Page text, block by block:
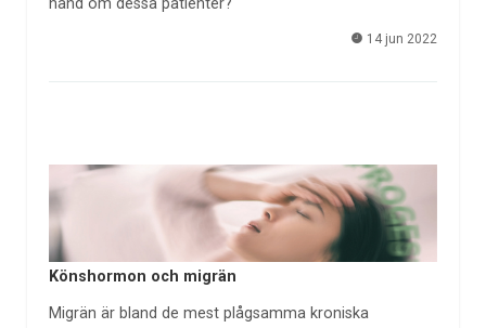
hand om dessa patienter?
14 jun 2022
Könshormon och migrän
Migrän är bland de mest plågsamma kroniska